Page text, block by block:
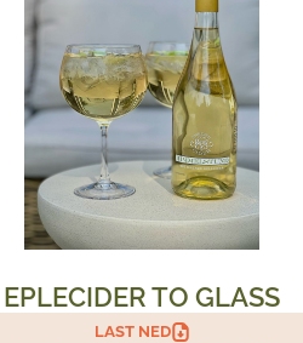
EPLECIDER TO GLASS
LAST NED